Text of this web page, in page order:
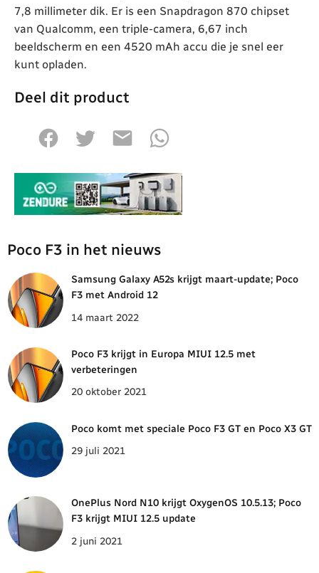
7,8 millimeter dik. Er is een Snapdragon 870 chipset
van Qualcomm, een triple-camera, 6,67 inch
beeldscherm en een 4520 mAh accu die je snel eer
kunt opladen.
Deel dit product
Poco F3 in het nieuws
Samsung Galaxy A52s krijgt maart-update; Poco
F3 met Android 12
14 maart 2022
Poco F3 krijgt in Europa MIUI 12.5 met
verbeteringen
20 oktober 2021
Poco komt met speciale Poco F3 GT en Poco X3 GT
29 juli 2021
OnePlus Nord N10 krijgt OxygenOS 10.5.13; Poco
F3 krijgt MIUI 12.5 update
2 juni 2021